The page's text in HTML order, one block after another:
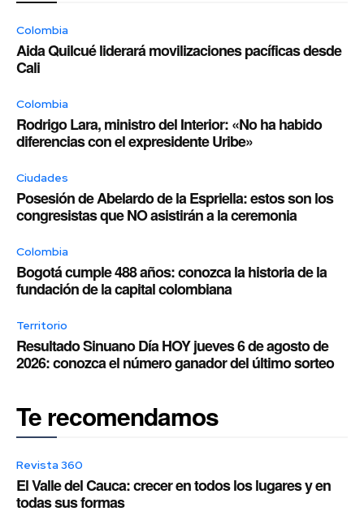
Colombia
Aida Quilcué liderará movilizaciones pacíficas desde
Cali
Colombia
Rodrigo Lara, ministro del Interior: «No ha habido
diferencias con el expresidente Uribe»
Ciudades
Posesión de Abelardo de la Espriella: estos son los
congresistas que NO asistirán a la ceremonia
Colombia
Bogotá cumple 488 años: conozca la historia de la
fundación de la capital colombiana
Territorio
Resultado Sinuano Día HOY jueves 6 de agosto de
2026: conozca el número ganador del último sorteo
Te recomendamos
Revista 360
El Valle del Cauca: crecer en todos los lugares y en
todas sus formas